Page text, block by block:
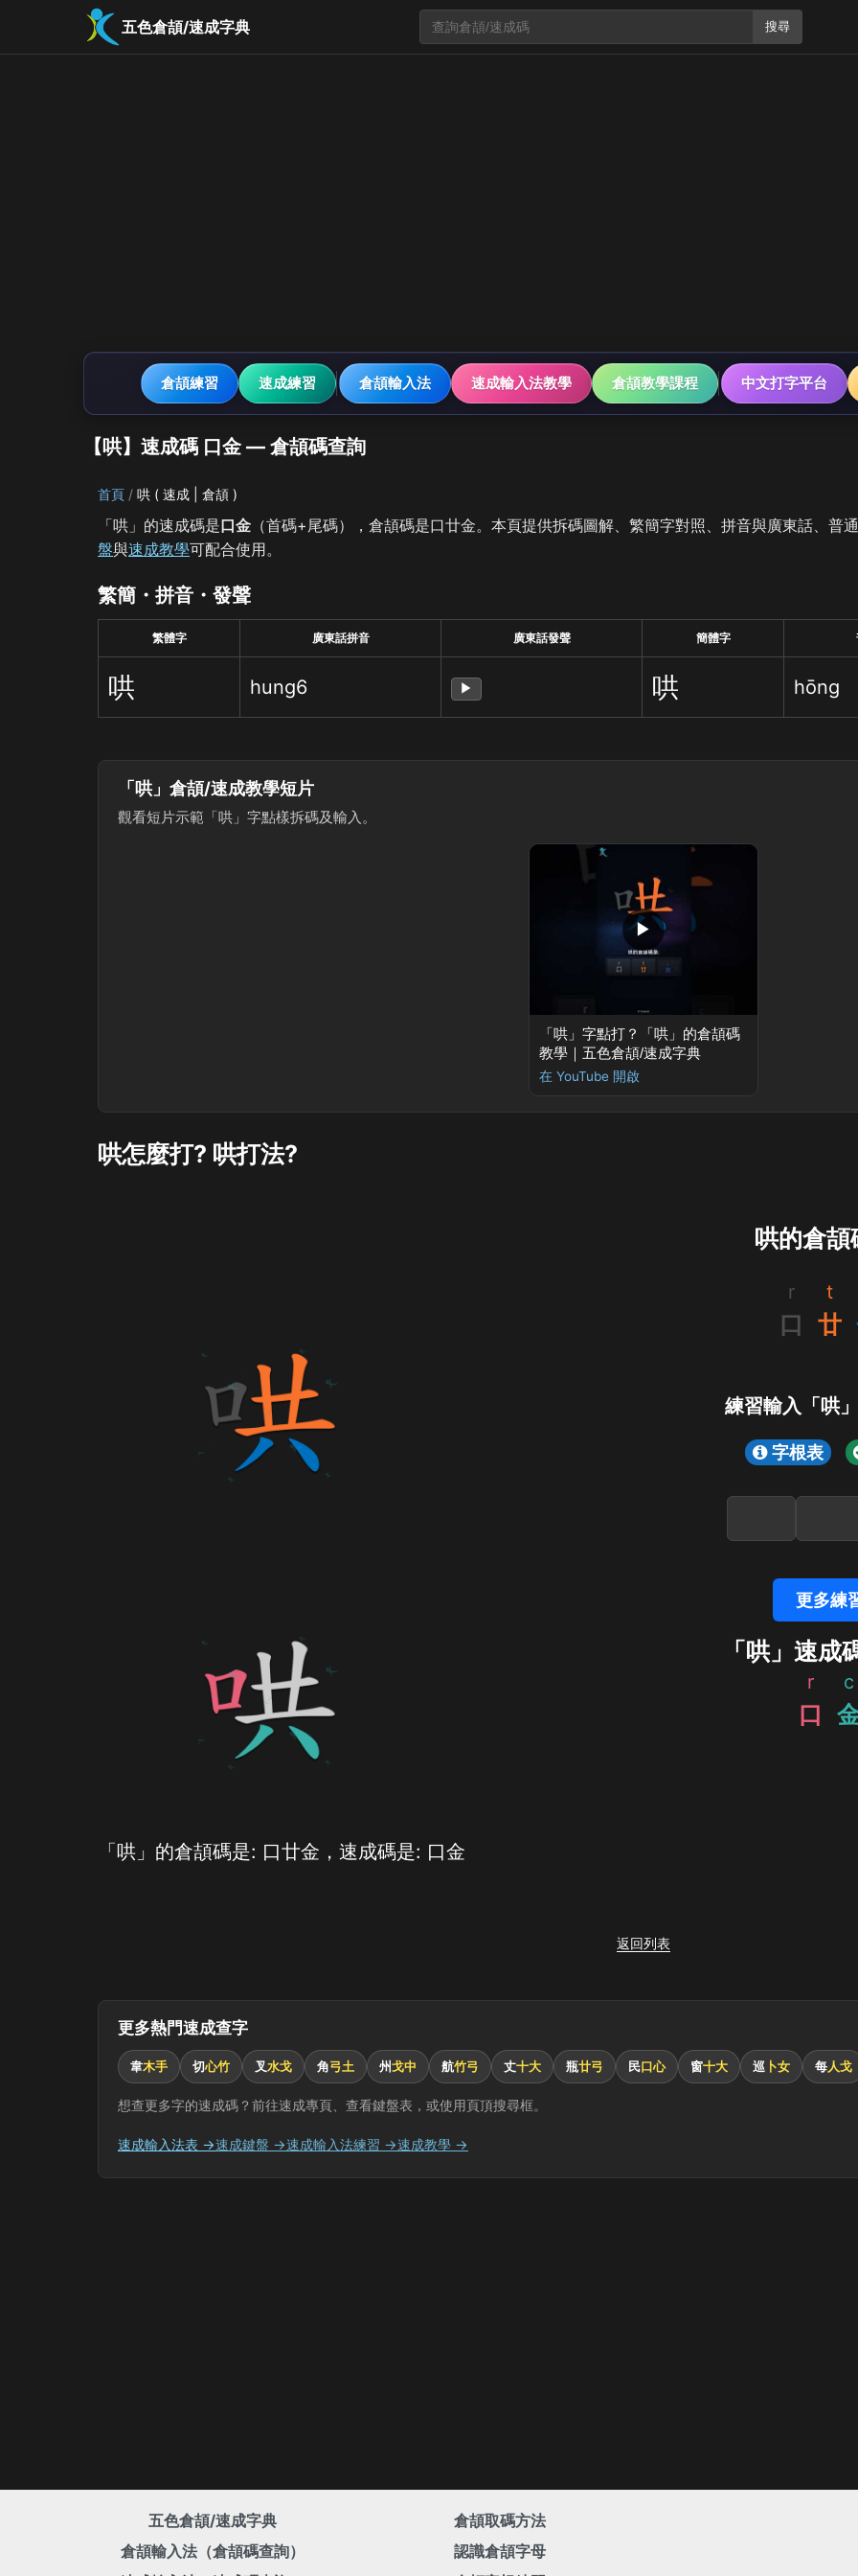
五色倉頡/速成字典 搜尋
倉頡練習 速成練習 倉頡輸入法 速成輸入法教學 倉頡教學課程 中文打字平台
【哄】速成碼 口金 — 倉頡碼查詢
首頁 哄 ( 速成 | 倉頡 )
「哄」的速成碼是口金 （首碼+尾碼），倉頡碼是口廿金。本頁提供拆碼圖解、繁簡字對照、拼音與廣東話、普
盤與速成教學可配合使用。
繁簡・拼音・發聲
繁體字 廣東話拼音 廣東話發聲 簡體字
哄 hung6 ▶ 哄 hōng
「哄」倉頡/速成教學短片
觀看短片示範「哄」字點樣拆碼及輸入。
▶
「哄」字點打？「哄」的倉頡碼
教學｜五色倉頡/速成字典
在 YouTube 開啟
哄怎麼打? 哄打法?
哄的倉頡
r
口
t
廿
練習輸入「哄
字根表
更多練
「哄」速成
r
口
c
「哄」的倉頡碼是: 口廿金，速成碼是: 口金
返回列表
更多熱門速成查字
韋木手 切心竹 叉水戈 角弓土 州戈中 航竹弓 丈十大 瓶廿弓 民口心 窗十大 巡 卜女 每人戈
想查更多字的速成碼？前往速成專頁、查看鍵盤表，或使用頁頂搜尋框。
速成輸入法表 →速成鍵盤 →速成輸入法練習 →速成教學 →
五色倉頡/速成字典
倉頡輸入法（倉頡碼查詢）
倉頡取碼方法
認識倉頡字母